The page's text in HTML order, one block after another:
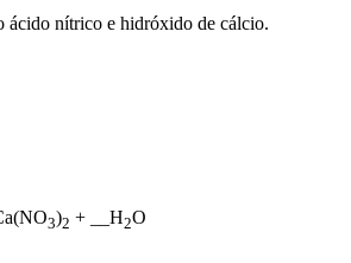
ácido nítrico e hidróxido de cálcio.
3)2 + __H2O